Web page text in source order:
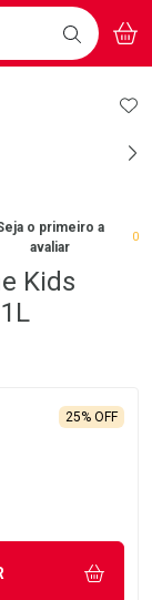
BAIXE
O APP
BUSCAR
o primeiro a
avaliar
0
Kids
25% OFF